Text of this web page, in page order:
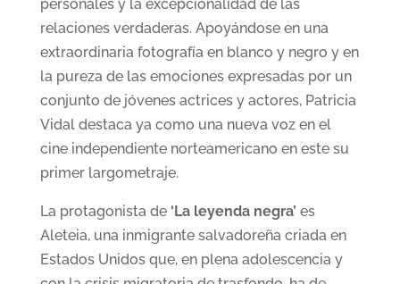
personales y la excepcionalidad de las
relaciones verdaderas. Apoyándose en una
extraordinaria fotografía en blanco y negro y en
la pureza de las emociones expresadas por un
conjunto de jóvenes actrices y actores, Patricia
Vidal destaca ya como una nueva voz en el
cine independiente norteamericano en este su
primer largometraje.
La protagonista de ‘La leyenda negra’ es
Aleteia, una inmigrante salvadoreña criada en
Estados Unidos que, en plena adolescencia y